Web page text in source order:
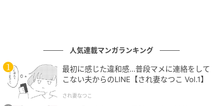
Text=Momoyo Yuge
※画像・イラスト・文章の無断転載はご遠慮くださ
い。
人気連載マンガランキング
最初に感じた違和感…普段マメに連絡をして
こない夫からのLINE【され妻なつこ Vol.1】
され妻なつこ